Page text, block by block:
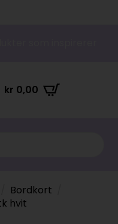
kr 0,00
Bordkort
hvit